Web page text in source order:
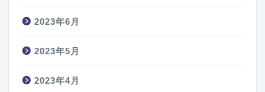
2023年6月
2023年5月
2023年4月